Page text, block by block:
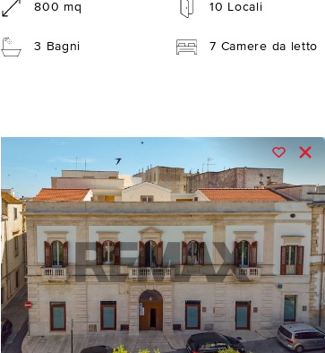
800 mq 10 Locali
3 Bagni 7 Camere da letto